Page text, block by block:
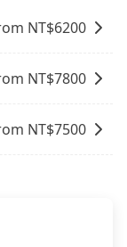
覆確認是否能
NT$6200
NT$7800
NT$7500